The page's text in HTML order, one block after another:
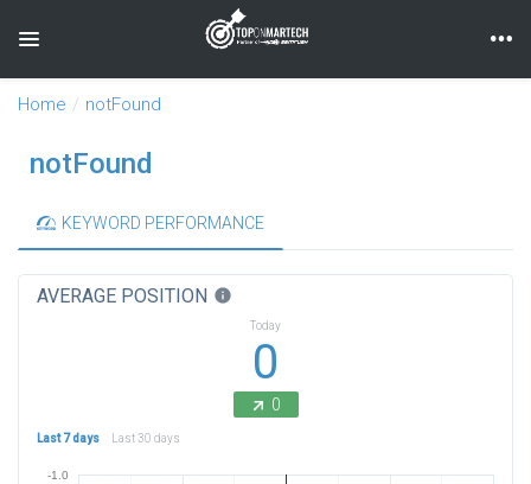
Toggle navigation
Home notFound
notFound
KEYWORD PERFORMANCE
AVERAGE POSITION info
Today
0
0
Last 7 days Last 30 days
-1.0